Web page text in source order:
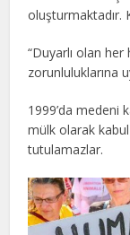
oluşturmaktadır.
“Duyarlı olan
zorunluluklarına
1999’da medeni
mülk olarak
tutulamazlar.